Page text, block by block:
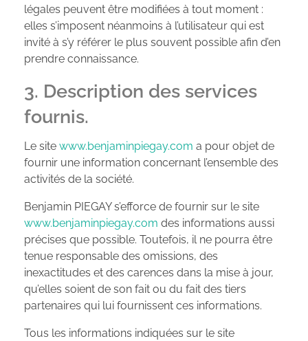
légales peuvent être modifiées à tout moment :
elles s’imposent néanmoins à l’utilisateur qui est
invité à s’y référer le plus souvent possible afin d’en
prendre connaissance.
3. Description des services
fournis.
Le site www.benjaminpiegay.com a pour objet de
fournir une information concernant l’ensemble des
activités de la société.
Benjamin PIEGAY s’efforce de fournir sur le site
www.benjaminpiegay.com des informations aussi
précises que possible. Toutefois, il ne pourra être
tenue responsable des omissions, des
inexactitudes et des carences dans la mise à jour,
qu’elles soient de son fait ou du fait des tiers
partenaires qui lui fournissent ces informations.
Tous les informations indiquées sur le site